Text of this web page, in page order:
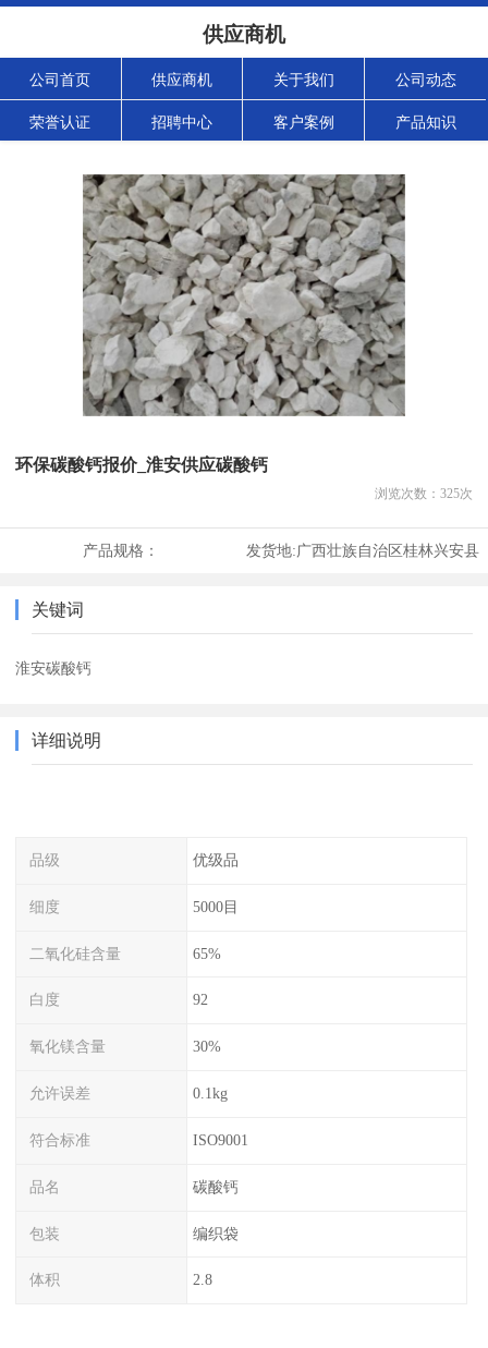
供应商机
公司首页 供应商机 关于我们 公司动态
荣誉认证 招聘中心 客户案例 产品知识
环保碳酸钙报价_淮安供应碳酸钙
浏览次数： 325次
产品规格： 发货地:广西壮族自治区桂林兴安县
关键词
淮安碳酸钙
详细说明
品级 优级品
细度 5000目
二氧化硅含量 65%
白度 92
氧化镁含量 30%
允许误差 0.1kg
符合标准 ISO9001
品名 碳酸钙
包装 编织袋
体积 2.8